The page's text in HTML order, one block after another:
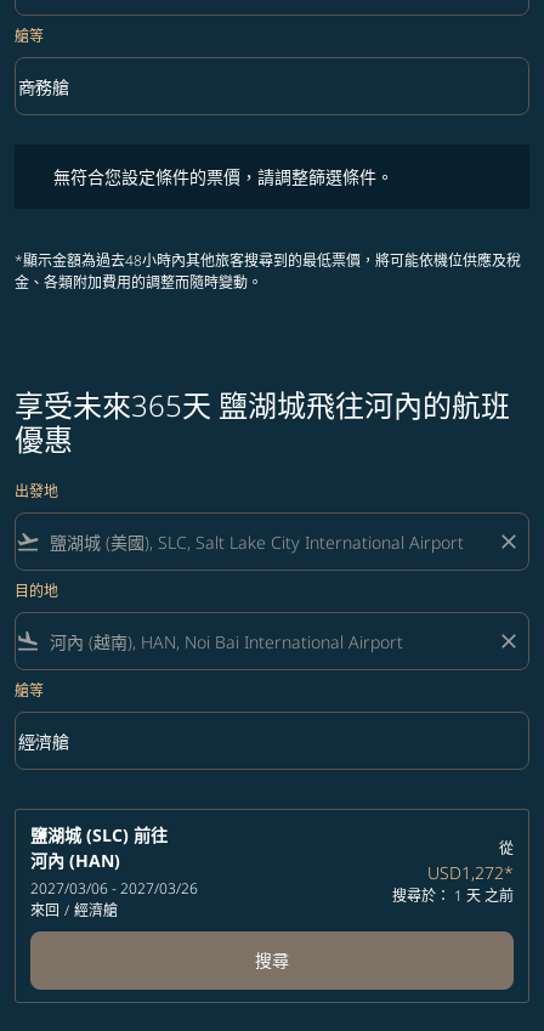
艙等
艙等 option 商務艙 Selected
商務艙
keyboard_arrow_down
無符合您設定條件的票價，請調整篩選條件。
*顯示金額為過去48小時內其他旅客搜尋到的最低票價，將可能依機位供應及稅
金、各類附加費用的調整而隨時變動。
享受未來365天 鹽湖城飛往河內的航班
優惠
出發地
flight_takeoff close
目的地
flight_land close
艙等
艙等 option 經濟艙 Selected
經濟艙
keyboard_arrow_down
鹽湖城 (SLC) 前往
河內 (HAN)
2027/03/06 - 2027/03/26
來回 / 經濟艙
從
USD1,272*
搜尋於： 1 天 之前
搜尋